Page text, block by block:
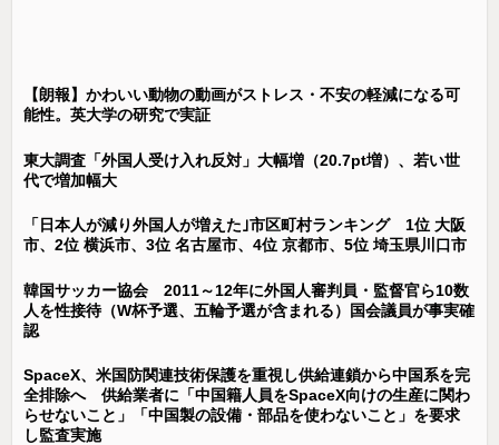
【朗報】かわいい動物の動画がストレス・不安の軽減になる可
能性。英大学の研究で実証
東大調査「外国人受け入れ反対」大幅増（20.7pt増）、若い世
代で増加幅大
「日本人が減り外国人が増えた｣市区町村ランキング 1位 大阪
市、2位 横浜市、3位 名古屋市、4位 京都市、5位 埼玉県川口市
韓国サッカー協会 2011～12年に外国人審判員・監督官ら10数
人を性接待（W杯予選、五輪予選が含まれる）国会議員が事実確
認
SpaceX、米国防関連技術保護を重視し供給連鎖から中国系を完
全排除へ 供給業者に「中国籍人員をSpaceX向けの生産に関わ
らせないこと」「中国製の設備・部品を使わないこと」を要求
し監査実施